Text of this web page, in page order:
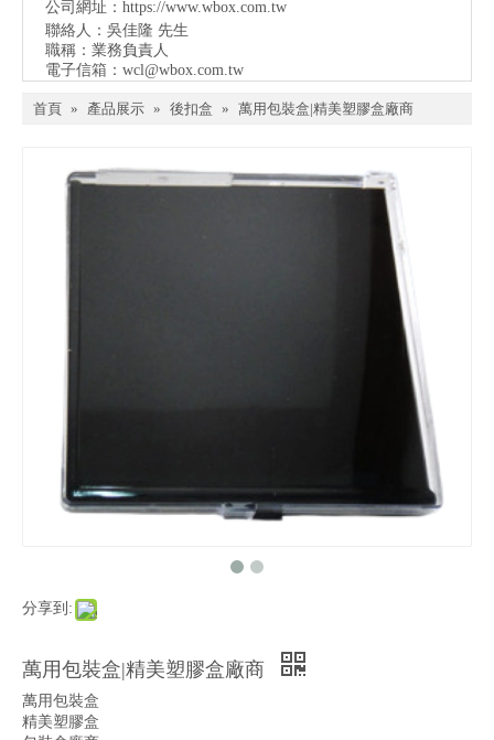
公司網址： https://www.wbox.com.tw
聯絡人：吳佳隆 先生
職稱：業務負責人
電子信箱： wcl@wbox.com.tw
首頁 » 產品展示 » 後扣盒 » 萬用包裝盒|精美塑膠盒廠商
分享到:
萬用包裝盒|精美塑膠盒廠商
萬用包裝盒
精美塑膠盒